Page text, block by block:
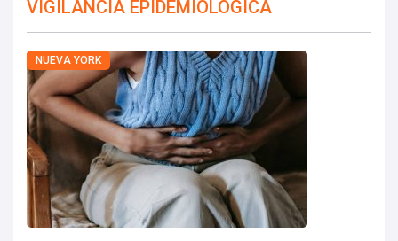
VIGILANCIA EPIDEMIOLÓGICA
NUEVA YORK